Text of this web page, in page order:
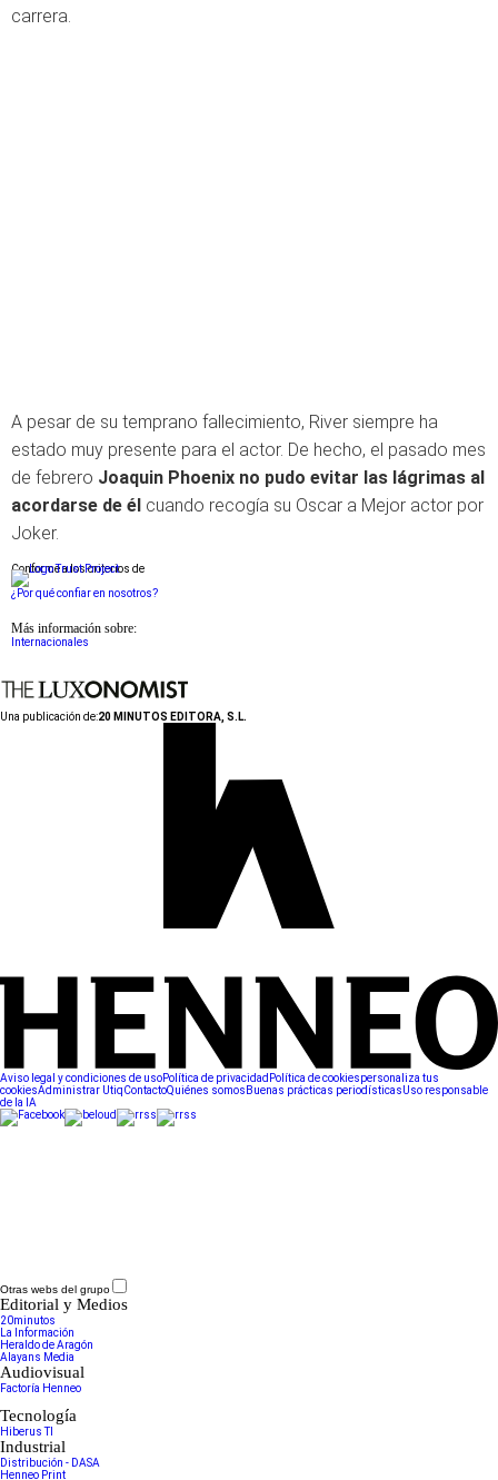
carrera.
A pesar de su temprano fallecimiento, River siempre ha
estado muy presente para el actor. De hecho, el pasado mes
de febrero Joaquin Phoenix no pudo evitar las lágrimas al
acordarse de él cuando recogía su Oscar a Mejor actor por
Joker.
Conforme a los criterios de
¿Por qué confiar en nosotros?
Más información sobre:
Internacionales
Una publicación de:20 MINUTOS EDITORA, S.L.
Aviso legal y condiciones de usoPolítica de privacidad Política de cookiespersonaliza tus
cookiesAdministrar UtiqContactoQuiénes somos Buenas prácticas periodísticasUso responsable
de la IA
Otras webs del grupo
Editorial y Medios
20minutos
La Información
Heraldo de Aragón
Alayans Media
Audiovisual
Factoría Henneo
Tecnología
Hiberus TI
Industrial
Distribución - DASA
Henneo Print